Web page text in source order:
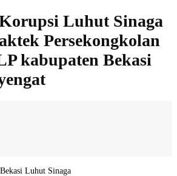
Luhut Sinaga
Persekongkolan
kabupaten Bekasi
Luhut Sinaga